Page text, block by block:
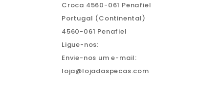
Croca 4560-061 Penafiel
Portugal (Continental)
4560-061 Penafiel
Ligue-nos:
Envie-nos um e-mail:
loja@lojadaspecas.com